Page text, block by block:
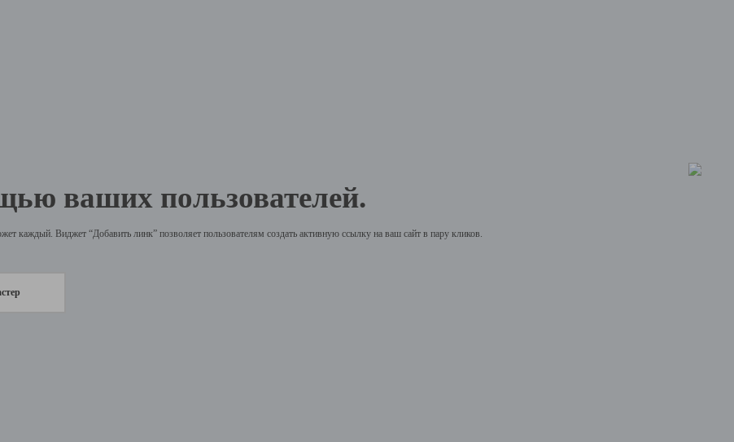
ваших пользователей.
каждый. Виджет “Добавить линк” позволяет пользователям создать активную ссылку на ваш сайт в пару кликов.